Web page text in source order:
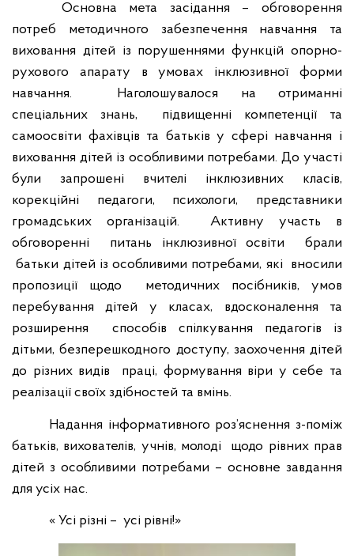
Основна мета засідання – обговорення
потреб методичного забезпечення навчання та
виховання дітей із порушеннями функцій опорно-
рухового апарату в умовах інклюзивної форми
навчання.
Наголошувалося на отриманні
спеціальних знань,
підвищенні компетенції та
самоосвіти фахівців та батьків у сфері навчання і
виховання дітей із особливими потребами. До участі
були запрошені вчителі інклюзивних класів,
корекційні педагоги, психологи, представники
громадських організацій.
Активну участь в
обговоренні
питань інклюзивної освіти
брали
батьки дітей із особливими потребами, які
вносили
пропозиції щодо
методичних посібників, умов
перебування дітей у класах, вдосконалення та
розширення
способів спілкування педагогів із
дітьми, безперешкодного доступу, заохочення дітей
до різних видів
праці, формування віри у себе та
реалізації своїх здібностей та вмінь.
Надання інформативного роз’яснення з-поміж
батьків, вихователів, учнів, молоді
щодо рівних прав
дітей з особливими потребами – основне завдання
для усіх нас.
« Усі різні – усі рівні!»